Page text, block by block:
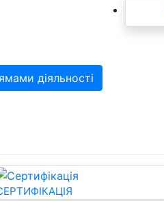
діяльності